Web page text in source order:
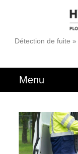
Détection de fuite
Menu